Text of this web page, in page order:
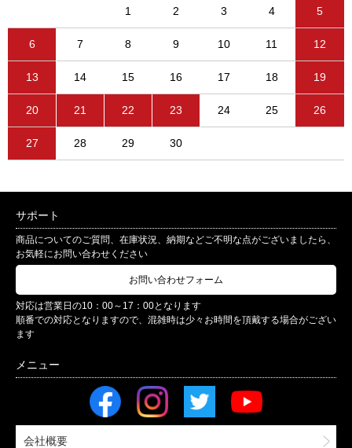
1 2 3 4 5
6 7 8 9 10 11 12
13 14 15 16 17 18 19
20 21 22 23 24 25 26
27 28 29 30
サポート
商品についてのご質問、在庫状況、納期などご不明な点がございましたら、
お気軽にお問い合わせください
お問い合わせフォーム
対応は営業日の10：00～17：00となります
順番での対応となりますので、混雑時は少々お時間を頂戴する場合がござい
ます
会社概要